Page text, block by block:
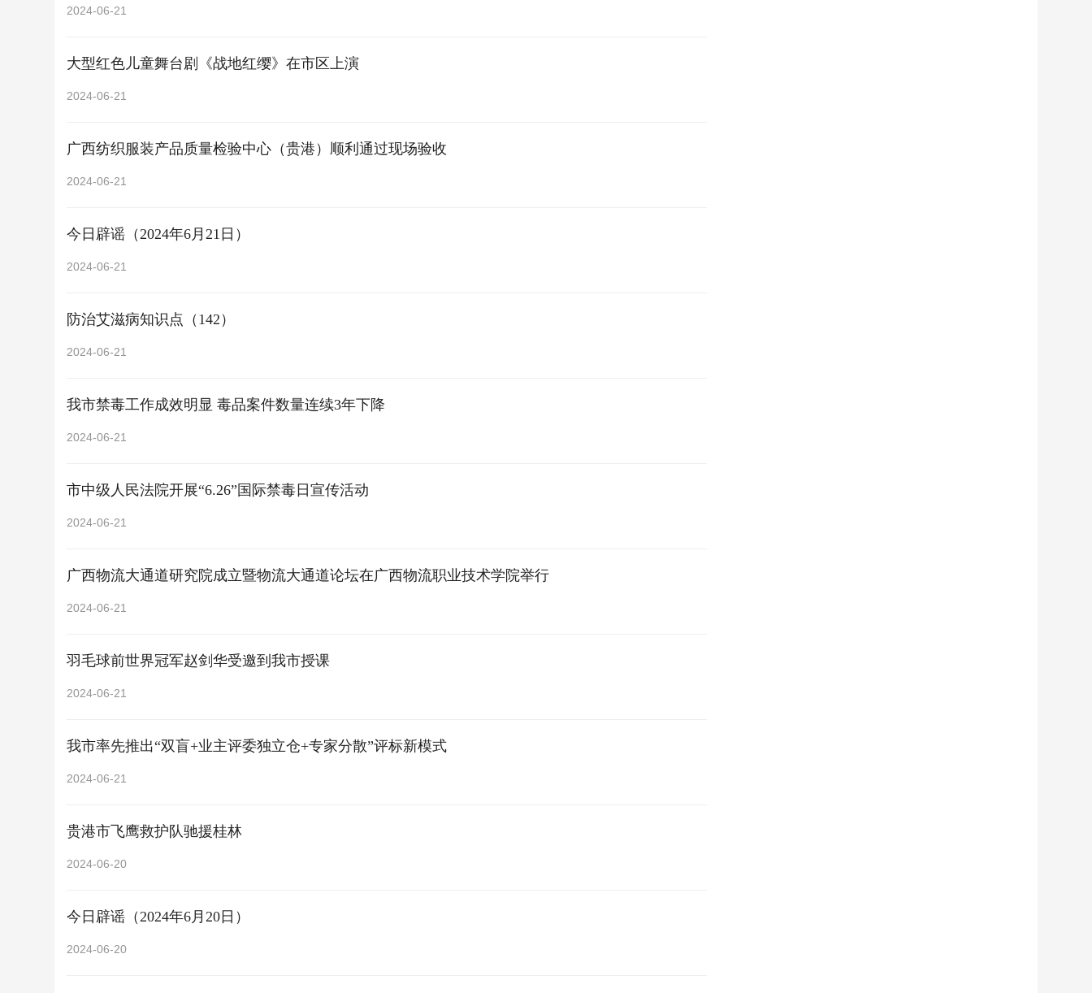
2024-06-21
大型红色儿童舞台剧《战地红缨》在市区上演
2024-06-21
广西纺织服装产品质量检验中心（贵港）顺利通过现场验收
2024-06-21
今日辟谣（2024年6月21日）
2024-06-21
防治艾滋病知识点（142）
2024-06-21
我市禁毒工作成效明显 毒品案件数量连续3年下降
2024-06-21
市中级人民法院开展“6.26”国际禁毒日宣传活动
2024-06-21
广西物流大通道研究院成立暨物流大通道论坛在广西物流职业技术学院举行
2024-06-21
羽毛球前世界冠军赵剑华受邀到我市授课
2024-06-21
我市率先推出“双盲+业主评委独立仓+专家分散”评标新模式
2024-06-21
贵港市飞鹰救护队驰援桂林
2024-06-20
今日辟谣（2024年6月20日）
2024-06-20